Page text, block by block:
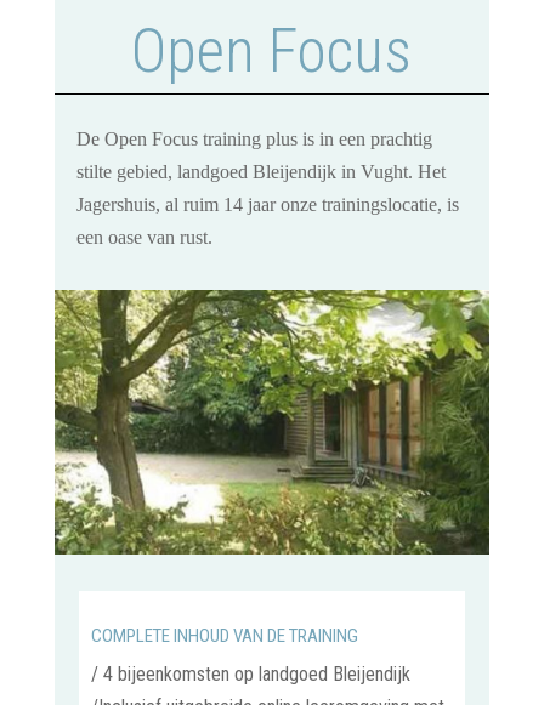
Open Focus
De Open Focus training plus is in een prachtig
stilte gebied, landgoed Bleijendijk in Vught. Het
Jagershuis, al ruim 14 jaar onze trainingslocatie, is
een oase van rust.
COMPLETE INHOUD VAN DE TRAINING
/ 4 bijeenkomsten op landgoed Bleijendijk